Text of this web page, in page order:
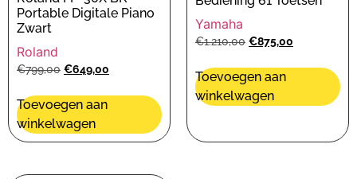
Portable Digitale Piano
Zwart
Roland
€799,00 €649,00
Toevoegen aan
winkelwagen
Yamaha
€1.210,00 €875,00
Toevoegen aan
winkelwagen